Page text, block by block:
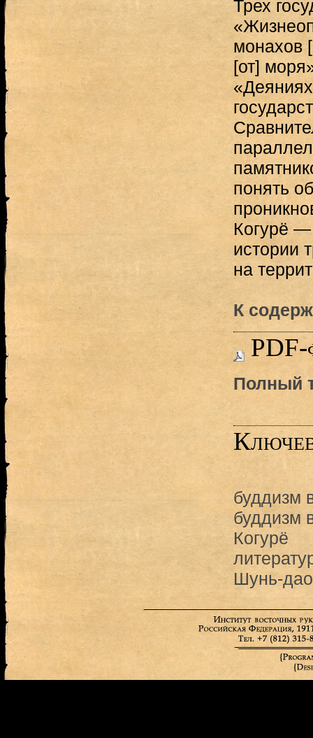
Трех
монахов
[от]
понять
Когурё
истории
на
К
PDF-
Полный
буддизм
буддизм
Когурё
Шунь-дао